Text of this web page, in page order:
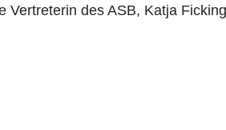
Vertreterin des ASB, Katja